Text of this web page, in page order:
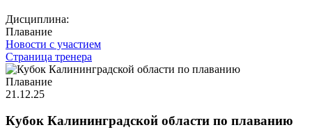
Дисциплина:
Плавание
Новости с участием
Страница тренера
Плавание
21.12.25
Кубок Калининградской области по плаванию